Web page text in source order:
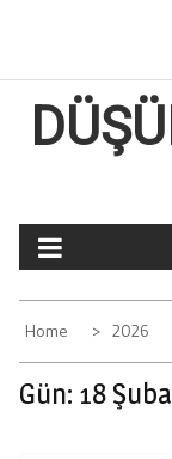
Home 2026
Gün: 18